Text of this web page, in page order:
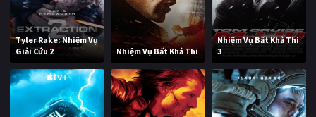
Tyler Rake: Nhiệm Vụ
Giải Cứu 2
Nhiệm Vụ Bất Khả Thi
Nhiệm Vụ Bất Khả Thi
3